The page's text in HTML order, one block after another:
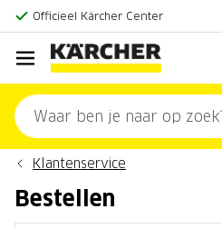
Officieel Kärcher Center
Klantenscore:9,3/10
Klantenservice
Bestellen